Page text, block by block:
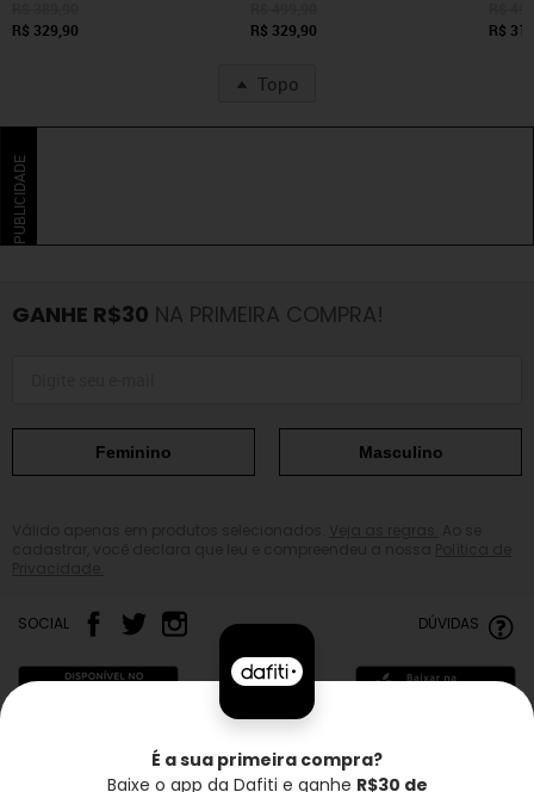
R$ 329,90
R$ 329,90
R$
Topo
PUBLICIDADE
GANHE R$30 NA PRIMEIRA COMPRA!
Feminino Masculino
SOCIAL DÚVIDAS
É a sua primeira compra?
Baixe o app da Dafiti e ganhe R$30 de